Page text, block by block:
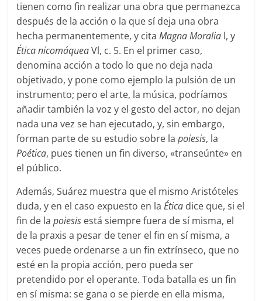
tienen como fin realizar una obra que permanezca
después de la acción o la que sí deja una obra
hecha permanentemente, y citaMagna Moralia l, y
Ética nicomáqueaVl, c. 5. En el primer caso,
denomina acción a todo lo que no deja nada
objetivado, y pone como ejemplo la pulsión de un
instrumento; pero el arte, la música, podríamos
añadir también la voz y el gesto del actor, no dejan
nada una vez se han ejecutado, y, sin embargo,
forman parte de su estudio sobre lapoiesis, la
Poética, pues tienen un fin diverso, «transeúnte» en
el público.
Además, Suárez muestra que el mismo Aristóteles
duda, y en el caso expuesto en laÉtica dice que, si el
fin de lapoiesis está siempre fuera de sí misma, el
de la praxis a pesar de tener el fin en sí misma, a
veces puede ordenarse a un fin extrínseco, que no
esté en la propia acción, pero pueda ser
pretendido por el operante. Toda batalla es un fin
en sí misma: se gana o se pierde en ella misma,